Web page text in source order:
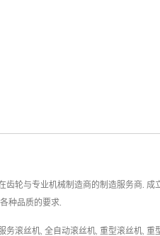
齿轮与专业机械制造商的制造服务商.
种品质的要求.
务滚丝机 全自动滚丝机 重型滚丝机 重